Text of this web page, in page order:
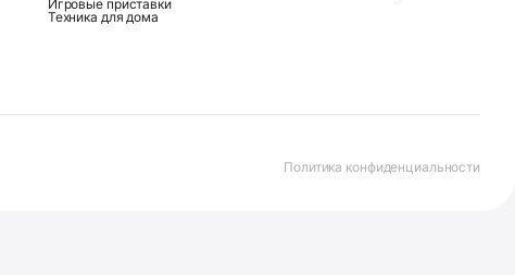
Игровые приставки
Техника для дома
Политика конфиденциальности